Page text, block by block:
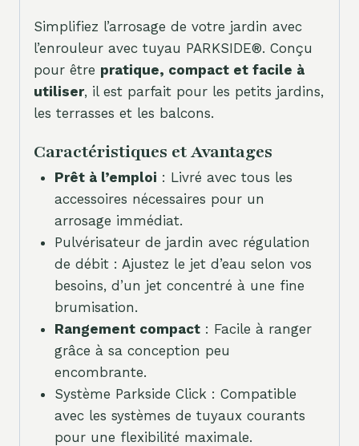
Simplifiez l’arrosage de votre jardin avec
l’enrouleur avec tuyau PARKSIDE®. Conçu
pour être pratique, compact et facile à
utiliser, il est parfait pour les petits jardins,
les terrasses et les balcons.
Caractéristiques et Avantages
Prêt à l’emploi : Livré avec tous les
accessoires nécessaires pour un
arrosage immédiat.
Pulvérisateur de jardin avec régulation
de débit : Ajustez le jet d’eau selon vos
besoins, d’un jet concentré à une fine
brumisation.
Rangement compact: Facile à ranger
grâce à sa conception peu
encombrante.
Système Parkside Click : Compatible
avec les systèmes de tuyaux courants
pour une flexibilité maximale.